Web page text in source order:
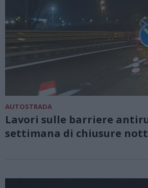
AUTOSTRADA
Lavori sulle barriere
settimana di chiusure